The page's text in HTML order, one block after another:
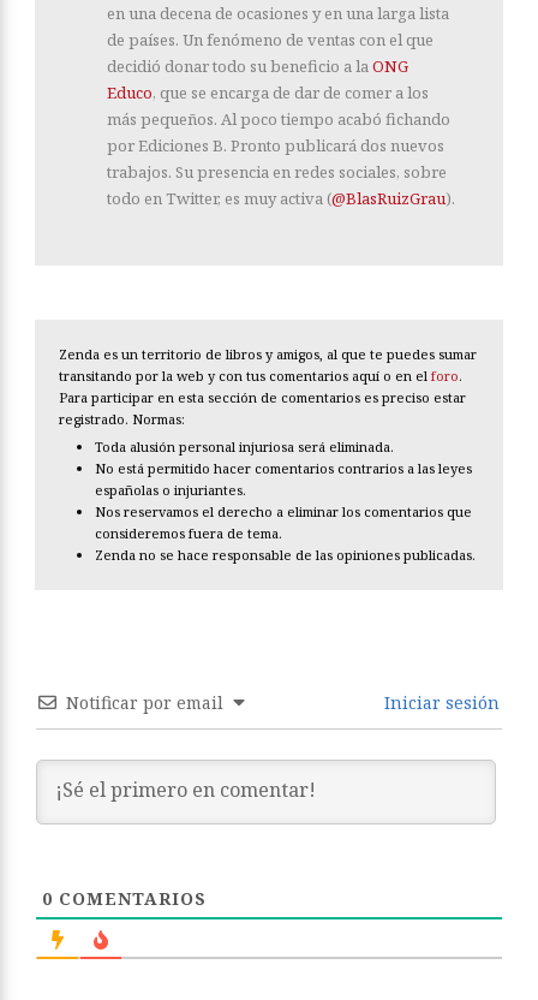
en una decena de ocasiones y en una larga lista
de países. Un fenómeno de ventas con el que
decidió donar todo su beneficio a laONG
Educo, que se encarga de dar de comer a los
más pequeños. Al poco tiempo acabó fichando
por Ediciones B. Pronto publicará dos nuevos
trabajos. Su presencia en redes sociales, sobre
todo en Twitter, es muy activa (@BlasRuizGrau).
Zenda es un territorio de libros y amigos, al que te puedes sumar
transitando por la web y con tus comentarios aquí o en el foro.
Para participar en esta sección de comentarios es preciso estar
registrado. Normas:
Toda alusión personal injuriosa será eliminada.
No está permitido hacer comentarios contrarios a las leyes
españolas o injuriantes.
Nos reservamos el derecho a eliminar los comentarios que
consideremos fuera de tema.
Zenda no se hace responsable de las opiniones publicadas.
Notificar por email Iniciar sesión
0 COMENTARIOS